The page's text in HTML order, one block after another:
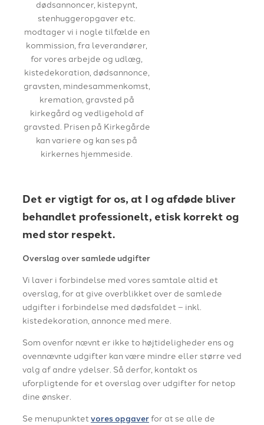
dødsannoncer, kistepynt,
stenhuggeropgaver etc.
modtager vi i nogle tilfælde en
kommission, fra leverandører,
for vores arbejde og udlæg,
kistedekoration, dødsannonce,
gravsten, mindesammenkomst,
kremation, gravsted på
kirkegård og vedligehold af
gravsted. Prisen på Kirkegårde
kan variere og kan ses på
kirkernes hjemmeside.
Det er vigtigt for os, at I og afdøde bliver
behandlet professionelt, etisk korrekt og
med stor respekt.
Overslag over samlede udgifter
Vi laver i forbindelse med vores samtale altid et
overslag, for at give overblikket over de samlede
udgifter i forbindelse med dødsfaldet – inkl.
kistedekoration, annonce med mere.
Som ovenfor nævnt er ikke to højtideligheder ens og
ovennævnte udgifter kan være mindre eller større ved
valg af andre ydelser. Så derfor, kontakt os
uforpligtende for et overslag over udgifter for netop
dine ønsker.
Se menupunktetvores opgaverfor at se alle de